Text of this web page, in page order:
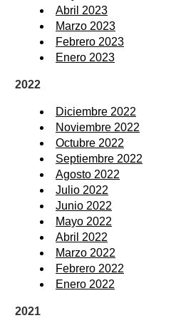
Abril 2023
Marzo 2023
Febrero 2023
Enero 2023
2022
Diciembre 2022
Noviembre 2022
Octubre 2022
Septiembre 2022
Agosto 2022
Julio 2022
Junio 2022
Mayo 2022
Abril 2022
Marzo 2022
Febrero 2022
Enero 2022
2021